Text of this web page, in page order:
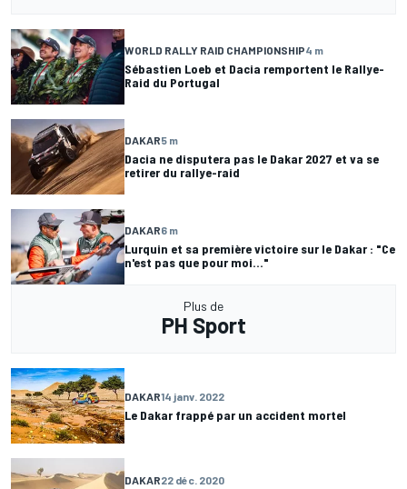
WORLD RALLY RAID CHAMPIONSHIP4 m
Sébastien Loeb et Dacia remportent le Rallye-
Raid du Portugal
DAKAR5 m
Dacia ne disputera pas le Dakar 2027 et va se
retirer du rallye-raid
DAKAR6 m
Lurquin et sa première victoire sur le Dakar : "Ce
n'est pas que pour moi..."
Plus de
PH Sport
DAKAR14 janv. 2022
Le Dakar frappé par un accident mortel
DAKAR22 déc. 2020